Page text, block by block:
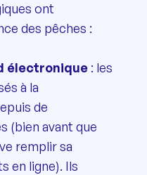
ont
des pêches :
électronique: les
à la
de
(bien avant que
remplir sa
en ligne). Ils